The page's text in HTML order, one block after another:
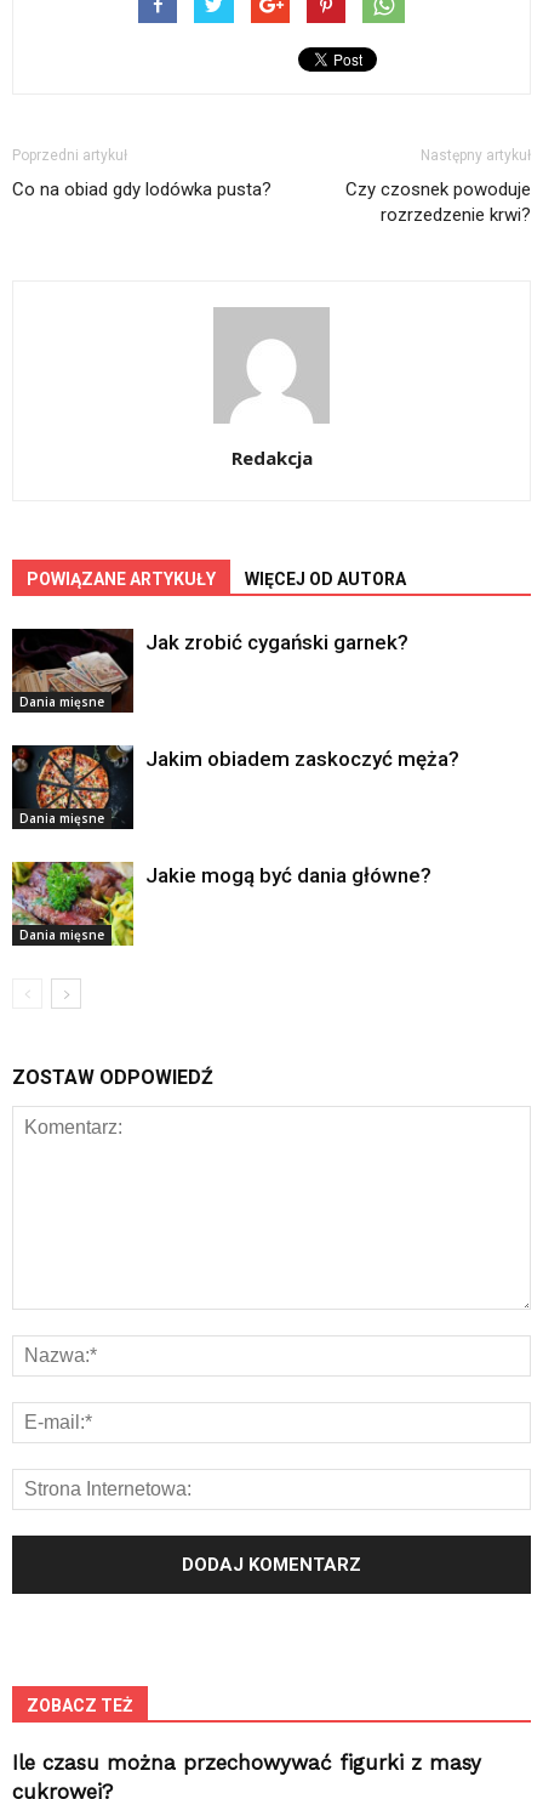
Poprzedni artykuł
Co na obiad gdy lodówka pusta?
Następny artykuł
Czy czosnek powoduje
rozrzedzenie krwi?
Redakcja
POWIĄZANE ARTYKUŁY WIĘCEJ OD AUTORA
Dania mięsne
Jak zrobić cygański garnek?
Dania mięsne
Jakim obiadem zaskoczyć męża?
Dania mięsne
Jakie mogą być dania główne?
ZOSTAW ODPOWIEDŹ
ZOBACZ TEŻ
Ile czasu można przechowywać figurki z masy
cukrowej?